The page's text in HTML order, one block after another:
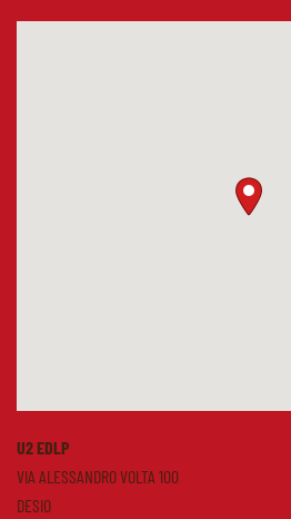
U2 EDLP
VIA ALESSANDRO VOLTA 100
DESIO